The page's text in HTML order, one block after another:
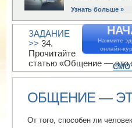
Узнать больше »
Нажмите
онлайн-
ЗАДАНИЕ
>> 34.
Прочитайте
статью «Общение — это
ОБЩЕНИЕ —
От того, способен ли